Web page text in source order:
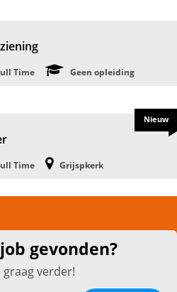
Time Geen opleiding
Time Grijspkerk
Nieuw
gevonden?
graag verder!